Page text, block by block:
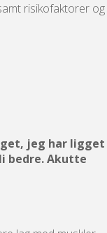
risikofaktorer og
jeg har ligget
bedre. Akutte